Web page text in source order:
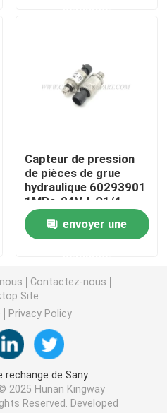
Capteur de pression
de pièces de grue
hydraulique 60293901
1MPa-24V-I-G1/4-
DELPHI
envoyer une
Contactez-nous
Site
Privacy Policy
rechange de Sany
2025 Hunan Kingway
Reserved. Developed